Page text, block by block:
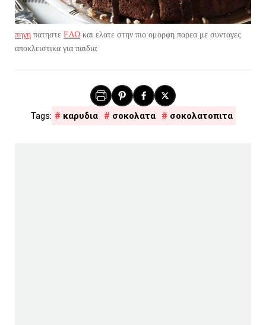
πηγη πατηστε ΕΔΩ και ελατε στην πιο ομορφη παρεα με συνταγες
αποκλειστικα για παιδια
καρυδια σοκολατα σοκολατοπιτα